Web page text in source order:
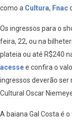
como a Cultura, Fnac
Os ingressos para o
feira, 22, ou na
plateia ou até R$240
acessee confira o
ingressos deverão ser
Cultural Oscar
A baiana Gal Costa é